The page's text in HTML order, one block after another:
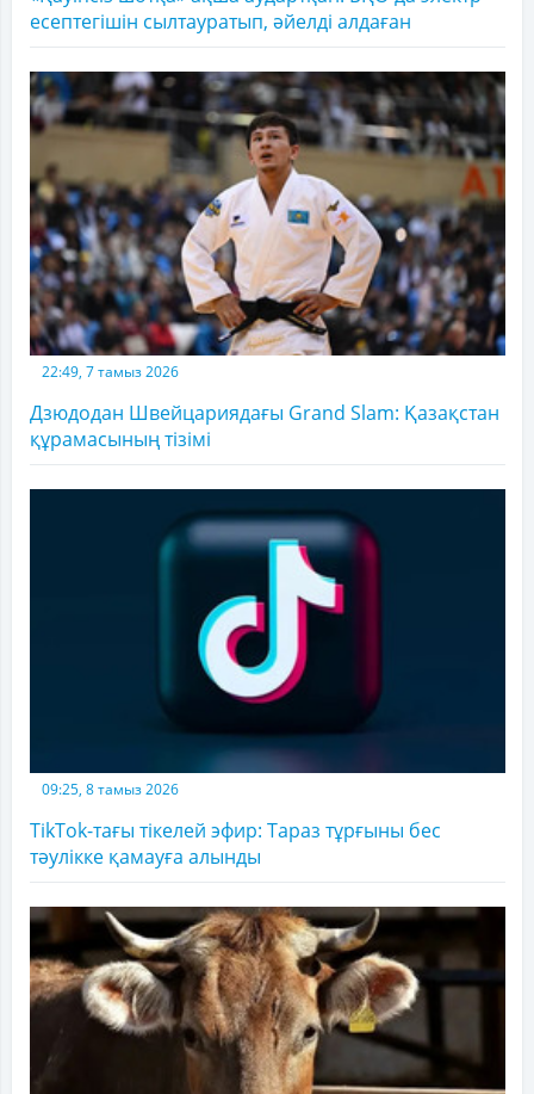
есептегішін сылтауратып, әйелді алдаған
22:49, 7 тамыз 2026
Дзюдодан Швейцариядағы Grand Slam: Қазақстан
құрамасының тізімі
09:25, 8 тамыз 2026
TikTok-тағы тікелей эфир: Тараз тұрғыны бес
тәулікке қамауға алынды